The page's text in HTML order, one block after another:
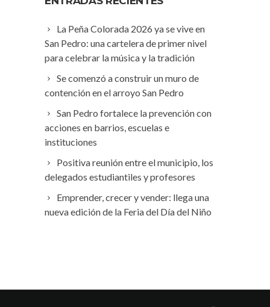
La Peña Colorada 2026 ya se vive en
San Pedro: una cartelera de primer nivel
para celebrar la música y la tradición
Se comenzó a construir un muro de
contención en el arroyo San Pedro
San Pedro fortalece la prevención con
acciones en barrios, escuelas e
instituciones
Positiva reunión entre el municipio, los
delegados estudiantiles y profesores
Emprender, crecer y vender: llega una
nueva edición de la Feria del Día del Niño